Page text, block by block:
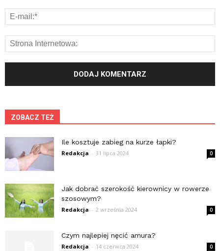
ZOBACZ TEŻ
Ile kosztuje zabieg na kurze łapki?
Redakcja - 31 lipca 2024 0
Jak dobrać szerokość kierownicy w rowerze
szosowym?
Redakcja - 2 września 2024 0
Czym najlepiej nęcić amura?
Redakcja - 14 czerwca 2024 0